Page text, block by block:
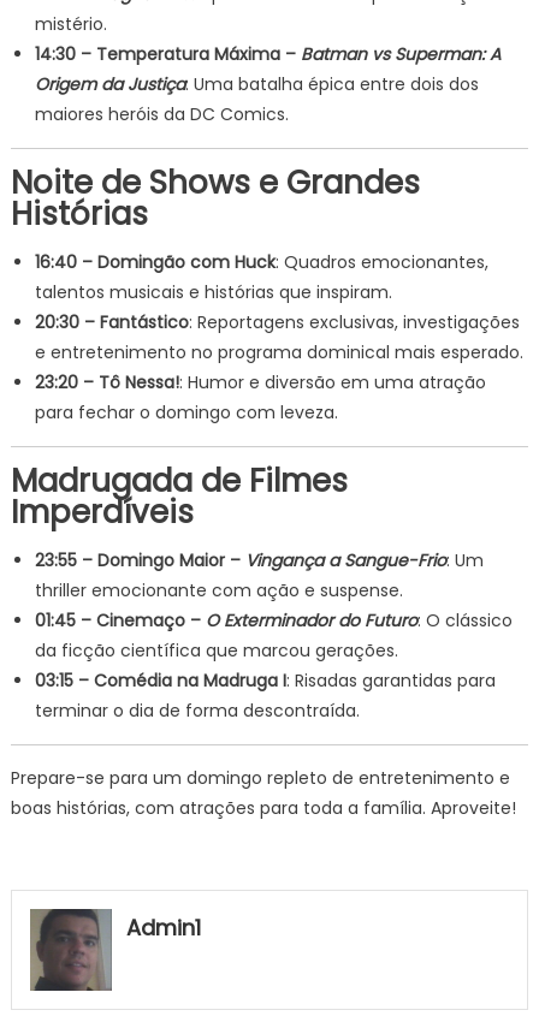
mistério.
14:30 – Temperatura Máxima – Batman vs Superman: A
Origem da Justiça: Uma batalha épica entre dois dos
maiores heróis da DC Comics.
Noite de Shows e Grandes
Histórias
16:40 – Domingão com Huck: Quadros emocionantes,
talentos musicais e histórias que inspiram.
20:30 – Fantástico: Reportagens exclusivas, investigações
e entretenimento no programa dominical mais esperado.
23:20 – Tô Nessa!: Humor e diversão em uma atração
para fechar o domingo com leveza.
Madrugada de Filmes
Imperdíveis
23:55 – Domingo Maior – Vingança a Sangue-Frio: Um
thriller emocionante com ação e suspense.
01:45 – Cinemaço – O Exterminador do Futuro: O clássico
da ficção científica que marcou gerações.
03:15 – Comédia na Madruga I: Risadas garantidas para
terminar o dia de forma descontraída.
Prepare-se para um domingo repleto de entretenimento e
boas histórias, com atrações para toda a família. Aproveite!
Admin1